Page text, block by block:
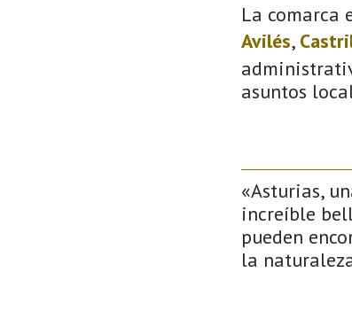
La comarca
Avilés,
asuntos
«Asturias,
increíble
pueden
la